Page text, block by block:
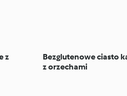
z
Bezglutenowe ciasto
z orzechami